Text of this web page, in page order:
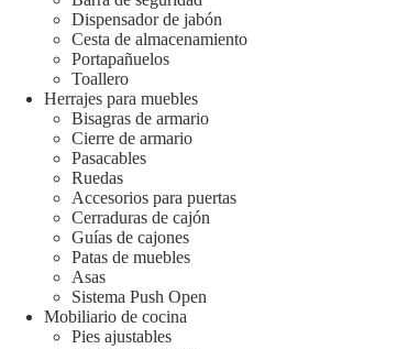
Dispensador de jabón
Cesta de almacenamiento
Portapañuelos
Toallero
Herrajes para muebles
Bisagras de armario
Cierre de armario
Pasacables
Ruedas
Accesorios para puertas
Cerraduras de cajón
Guías de cajones
Patas de muebles
Asas
Sistema Push Open
Mobiliario de cocina
Pies ajustables